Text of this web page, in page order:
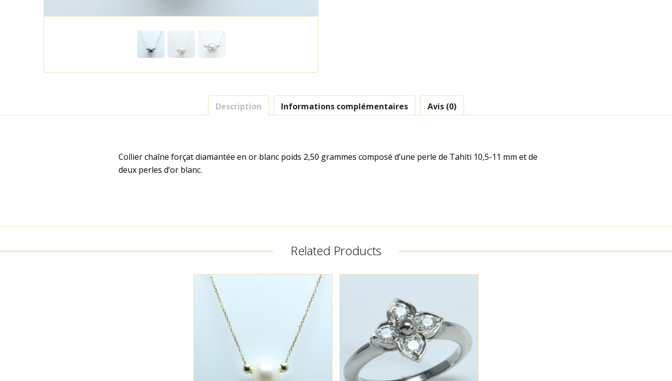
Description Informations complémentaires Avis (0)
Collier chaîne forçat diamantée en or blanc poids 2,50 grammes composé d’une perle de Tahiti 10,5-11 mm et de
deux perles d’or blanc.
Related Products